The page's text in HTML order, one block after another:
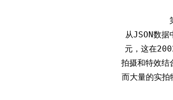
从JSON数
元，这在
拍摄和特效结
而大量的实拍